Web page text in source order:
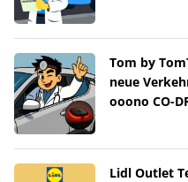
Tom by
neue
ooono CO-
Lidl Outlet